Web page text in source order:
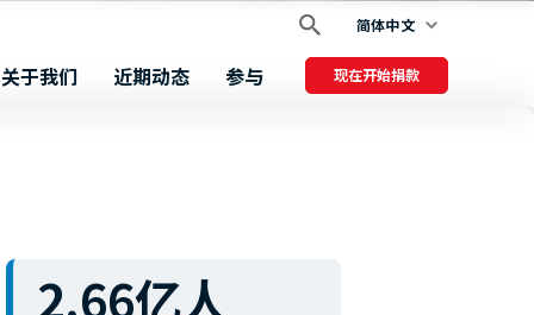
简体中文
关于我们 近期动态 参与 现在开始捐款
2.66亿人